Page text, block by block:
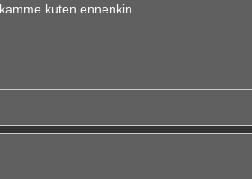
kuten ennenkin.